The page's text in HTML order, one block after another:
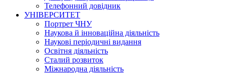
Телефонний довідник
УНІВЕРСИТЕТ
Портрет ЧНУ
Наукова й інноваційна діяльність
Наукові періодичні видання
Освітня діяльність
Сталий розвиток
Міжнародна діяльність